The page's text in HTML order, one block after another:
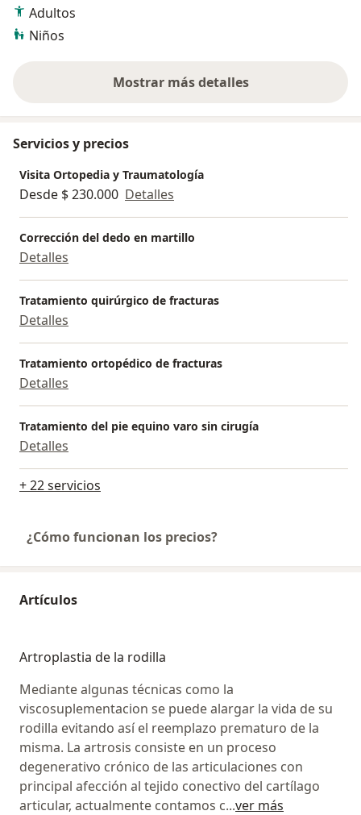
Adultos
Niños
Mostrar más detalles
sobre la experiencia
Servicios y precios
Visita Ortopedia y Traumatología
Desde $ 230.000 Detalles
Corrección del dedo en martillo
Detalles
Tratamiento quirúrgico de fracturas
Detalles
Tratamiento ortopédico de fracturas
Detalles
Tratamiento del pie equino varo sin cirugía
Detalles
+ 22 servicios
¿Cómo funcionan los precios?
Artículos
Artroplastia de la rodilla
Mediante algunas técnicas como la
viscosuplementacion se puede alargar la vida de su
rodilla evitando así el reemplazo prematuro de la
misma. La artrosis consiste en un proceso
degenerativo crónico de las articulaciones con
principal afección al tejido conectivo del cartílago
articular, actualmente contamos c...ver más